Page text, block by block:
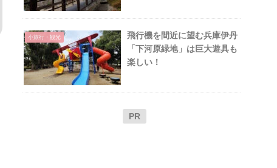
小旅行・観光
飛行機を間近に望む兵庫伊丹
「下河原緑地」は巨大遊具も
楽しい！
PR